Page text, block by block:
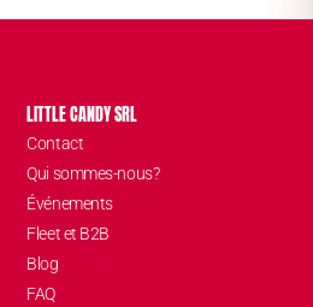
LITTLE CANDY SRL
Contact
Qui sommes-nous?
Événements
Fleet et B2B
Blog
FAQ